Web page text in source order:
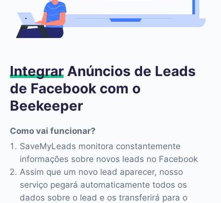
Integrar Anúncios de Leads
de Facebook com o
Beekeeper
Como vai funcionar?
SaveMyLeads monitora constantemente
informações sobre novos leads no Facebook
Assim que um novo lead aparecer, nosso
serviço pegará automaticamente todos os
dados sobre o lead e os transferirá para o